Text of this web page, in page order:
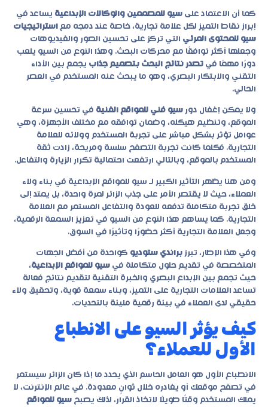
كما أن الاعتماد على سيو للمصممين والوكالات الإبداعية يساعد في
إبراز نقاط التميز لكل علامة تجارية، خاصة عند دمجه مع استراتيجيات
سيو للمحتوى المرئي التي تركز على تحسين الصور والفيديوهات
وجعلها أكثر توافقًا مع محركات البحث. وهذا النوع من السيو يلعب
دورًا مهمًا في تصدر نتائج البحث بتصميم جذاب يجمع بين الأداء
التقني والابتكار البصري، وهو ما يبحث عنه المستخدم في العصر
الحالي.
ولا يمكن إغفال دور سيو فني للمواقع الفنية في تحسين سرعة
الموقع، وتنظيم هيكله، وضمان توافقه مع مختلف الأجهزة، وهي
عوامل تؤثر بشكل مباشر على تجربة المستخدم وولائه للعلامة
التجارية. فكلما كانت تجربة التصفح سلسة ومريحة، زادت ثقة
المستخدم بالموقع، وبالتالي ارتفعت احتمالية تكرار الزيارة والتفاعل.
ومن هنا يظهر التأثير الكبير لـ سيو للمواقع الإبداعية في بناء ولاء
العملاء، حيث لا يقتصر الأمر على جذب الزائر لمرة واحدة، بل يمتد إلى
خلق تجربة متكاملة تدفعه للعودة والتفاعل المستمر مع العلامة
التجارية. كما يساهم هذا النوع من السيو في تعزيز السمعة الرقمية،
وجعل العلامة التجارية أكثر حضورًا وتأثيرًا في السوق.
وفي هذا الإطار، تبرز براندي ستوديو كواحدة من أفضل الجهات
المتخصصة في تقديم حلول متكاملة في سيو للمواقع الإبداعية،
حيث تجمع بين الإبداع البصري والخبرة التقنية لتقديم نتائج فعالة
تساعد العلامات التجارية على التميز، وبناء سمعة قوية، وتحقيق ولاء
حقيقي لدى العملاء في بيئة رقمية مليئة بالتحديات.
كيف يؤثر السيو على الانطباع
الأول للعملاء؟
الانطباع الأول هو العامل الحاسم الذي يحدد ما إذا كان الزائر سيستمر
في تصفح موقعك أو يغادره خلال ثوانٍ معدودة. في عالم الإنترنت، لا
يملك المستخدم وقتًا طويلًا لاتخاذ القرار، لذلك يصبح سيو للمواقع